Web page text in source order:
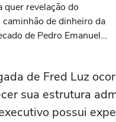
quer revelação do
de dinheiro da
de Pedro Emanuel
de Fred Luz
sua estrutura
possui